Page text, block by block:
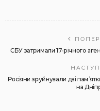
СБУ затримали 17-річного
Росіяни зруйнували дві
на